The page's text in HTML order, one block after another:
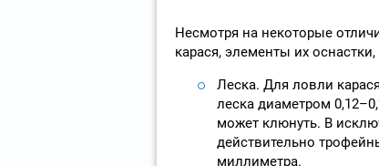
Несмотря на некоторые
карася, элементы их
Леска. Для ловли
леска диаметром
может клюнуть. В
действительно
миллиметра.